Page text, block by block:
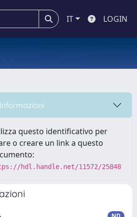
IT LOGIN
Informazioni
questo identificativo per
o creare un link a questo
hdl.handle.net/11572/25848